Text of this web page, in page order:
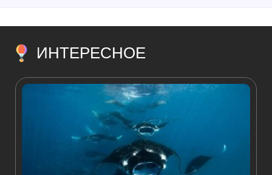
ИНТЕРЕСНОЕ